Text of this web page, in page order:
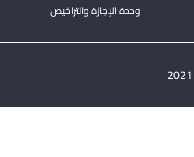
وحدة الإجازة والتراخيص